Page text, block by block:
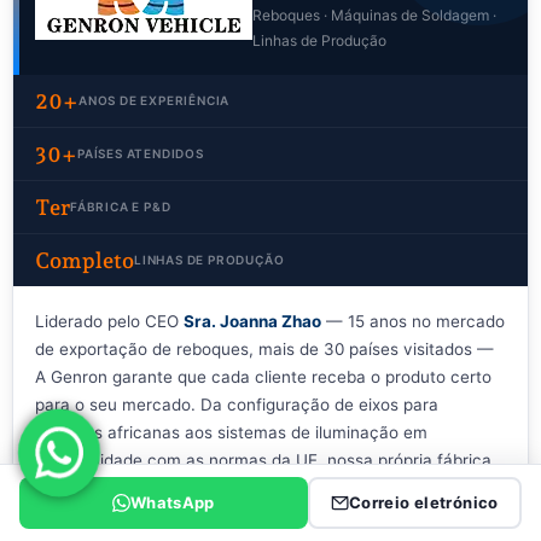
Reboques · Máquinas de Soldagem ·
Linhas de Produção
20+ANOS DE EXPERIÊNCIA
30+PAÍSES ATENDIDOS
TerFÁBRICA E P&D
CompletoLINHAS DE PRODUÇÃO
Liderado pelo CEO Sra. Joanna Zhao — 15 anos no mercado
de exportação de reboques, mais de 30 países visitados —
A Genron garante que cada cliente receba o produto certo
para o seu mercado. Da configuração de eixos para
estradas africanas aos sistemas de iluminação em
conformidade com as normas da UE, nossa própria fábrica
garante o controle de qualidade completo e o suporte
técnico de cada pedido.
WhatsApp Correio eletrónico